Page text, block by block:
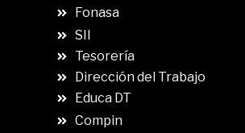
Fonasa
SII
Tesorería
Dirección del Trabajo
Educa DT
Compin